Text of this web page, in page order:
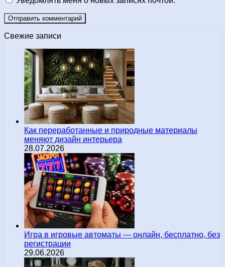
Свежие записи
Как переработанные и природные материалы
меняют дизайн интерьера
28.07.2026
Игра в игровые автоматы — онлайн, бесплатно, без
регистрации
29.06.2026